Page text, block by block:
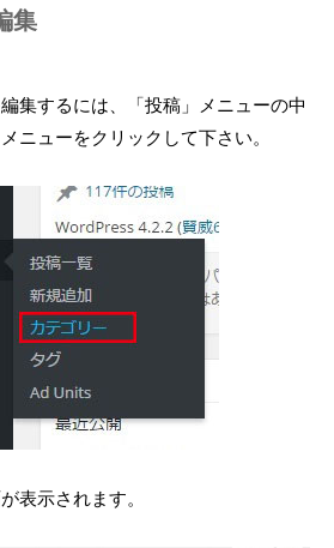
集
集するには、「投稿」メニューの中
ニューをクリックして下さい。
表示されます。